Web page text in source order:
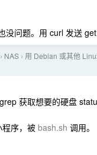
问题。用 curl 发送 get
› NAS › 用 Debian 或其他
获取想要的硬盘
序，被bash.sh 调用。